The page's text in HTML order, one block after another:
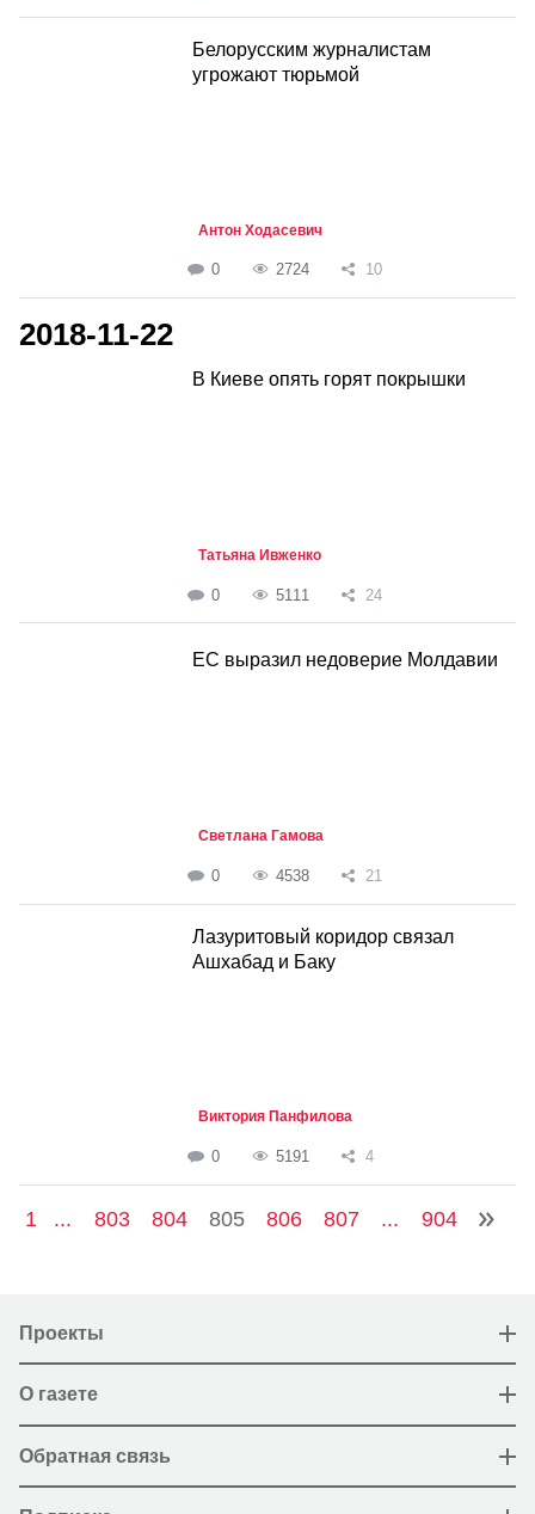
Белорусским журналистам
угрожают тюрьмой
Антон Ходасевич
0 2724 10
2018-11-22
В Киеве опять горят покрышки
Татьяна Ивженко
0 5111 24
ЕС выразил недоверие Молдавии
Светлана Гамова
0 4538 21
Лазуритовый коридор связал
Ашхабад и Баку
Виктория Панфилова
0 5191 4
1 ... 803 804 805 806 807 ... 904
Проекты
О газете
Обратная связь